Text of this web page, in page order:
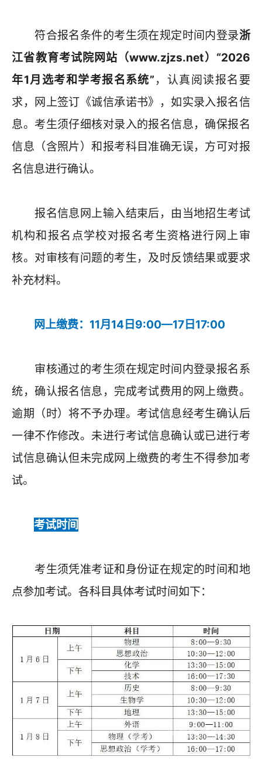
符合报名条件的考生须在规定时间内登录浙
江省教育考试院网站（www.zjzs.net）“2026
年1月选考和学考报名系统” ，认真阅读报名要
求，网上签订《诚信承诺书》，如实录入报名信
息。考生须仔细核对录入的报名信息，确保报名
信息（含照片）和报考科目准确无误，方可对报
名信息进行确认。
报名信息网上输入结束后，由当地招生考试
机构和报名点学校对报名考生资格进行网上审
核。对审核有问题的考生，及时反馈结果或要求
补充材料。
网上缴费：11月14日9:00—17日17:00
审核通过的考生须在规定时间内登录报名系
统，确认报名信息，完成考试费用的网上缴费。
逾期（时）将不予办理。考试信息经考生确认后
一律不作修改。未进行考试信息确认或已进行考
试信息确认但未完成网上缴费的考生不得参加考
试。
考试时间
考生须凭准考证和身份证在规定的时间和地
点参加考试。各科目具体考试时间如下：